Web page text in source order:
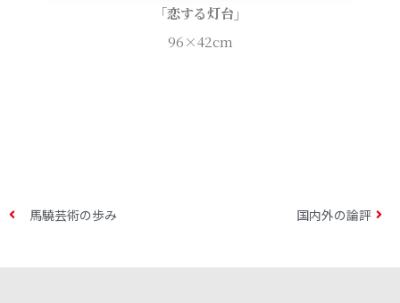
「恋する灯台」
96×42cm
馬驍芸術の歩み 国内外の論評